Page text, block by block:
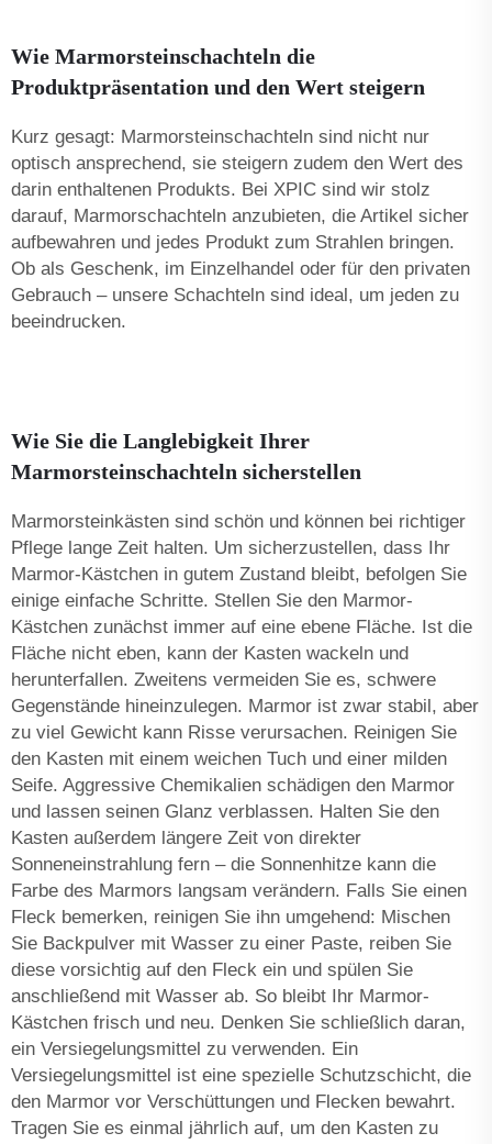
Wie Marmorsteinschachteln die
Produktpräsentation und den Wert steigern
Kurz gesagt: Marmorsteinschachteln sind nicht nur
optisch ansprechend, sie steigern zudem den Wert des
darin enthaltenen Produkts. Bei XPIC sind wir stolz
darauf, Marmorschachteln anzubieten, die Artikel sicher
aufbewahren und jedes Produkt zum Strahlen bringen.
Ob als Geschenk, im Einzelhandel oder für den privaten
Gebrauch – unsere Schachteln sind ideal, um jeden zu
beeindrucken.
Wie Sie die Langlebigkeit Ihrer
Marmorsteinschachteln sicherstellen
Marmorsteinkästen sind schön und können bei richtiger
Pflege lange Zeit halten. Um sicherzustellen, dass Ihr
Marmor-Kästchen in gutem Zustand bleibt, befolgen Sie
einige einfache Schritte. Stellen Sie den Marmor-
Kästchen zunächst immer auf eine ebene Fläche. Ist die
Fläche nicht eben, kann der Kasten wackeln und
herunterfallen. Zweitens vermeiden Sie es, schwere
Gegenstände hineinzulegen. Marmor ist zwar stabil, aber
zu viel Gewicht kann Risse verursachen. Reinigen Sie
den Kasten mit einem weichen Tuch und einer milden
Seife. Aggressive Chemikalien schädigen den Marmor
und lassen seinen Glanz verblassen. Halten Sie den
Kasten außerdem längere Zeit von direkter
Sonneneinstrahlung fern – die Sonnenhitze kann die
Farbe des Marmors langsam verändern. Falls Sie einen
Fleck bemerken, reinigen Sie ihn umgehend: Mischen
Sie Backpulver mit Wasser zu einer Paste, reiben Sie
diese vorsichtig auf den Fleck ein und spülen Sie
anschließend mit Wasser ab. So bleibt Ihr Marmor-
Kästchen frisch und neu. Denken Sie schließlich daran,
ein Versiegelungsmittel zu verwenden. Ein
Versiegelungsmittel ist eine spezielle Schutzschicht, die
den Marmor vor Verschüttungen und Flecken bewahrt.
Tragen Sie es einmal jährlich auf, um den Kasten zu